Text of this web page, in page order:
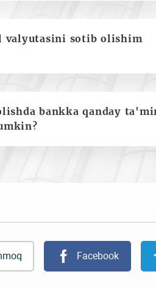
valyutasini sotib olishim
bankka qanday
Facebook